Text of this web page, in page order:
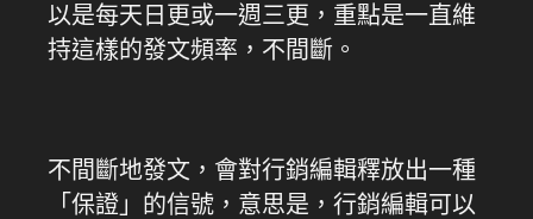
以是每天日更或一週三更，重點是一直維
持這樣的發文頻率，不間斷。
不間斷地發文，會對行銷編輯釋放出一種
「保證」的信號，意思是，行銷編輯可以